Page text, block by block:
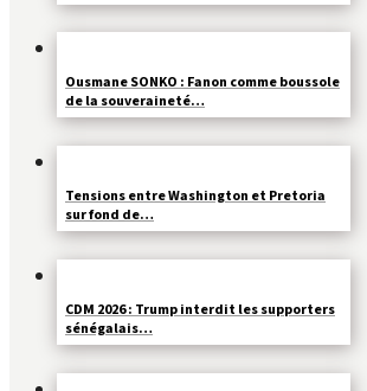
Ousmane SONKO : Fanon comme boussole
de la souveraineté…
Tensions entre Washington et Pretoria
sur fond de…
CDM 2026 : Trump interdit les supporters
sénégalais…